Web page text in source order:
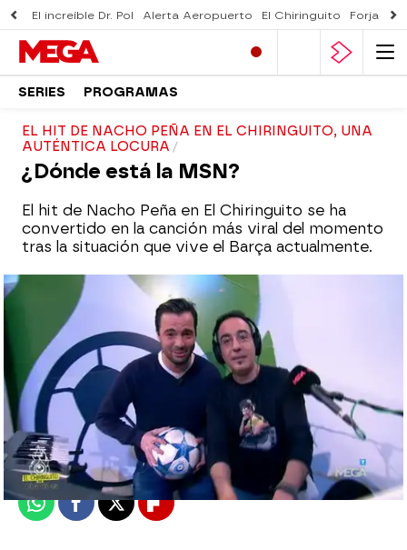
El increíble Dr. Pol Alerta Aeropuerto El Chiringuito Forjado
SERIES PROGRAMAS
EL HIT DE NACHO PEÑA EN EL CHIRINGUITO, UNA
AUTÉNTICA LOCURA
¿Dónde está la MSN?
El hit de Nacho Peña en El Chiringuito se ha
convertido en la canción más viral del momento
tras la situación que vive el Barça actualmente.
mega
Madrid
Publicado:12 de febrero de 2018, 13:02
WhatsappFacebook
X Flipboard